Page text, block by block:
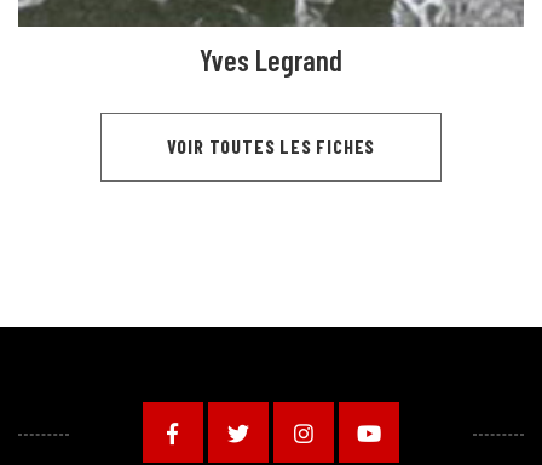
Yves Legrand
VOIR TOUTES LES FICHES